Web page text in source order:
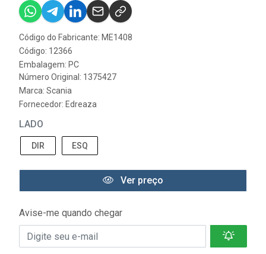
Código do Fabricante: ME1408
Código: 12366
Embalagem: PC
Número Original: 1375427
Marca: Scania
Fornecedor: Edreaza
LADO
DIR ESQ
Ver preço
Avise-me quando chegar